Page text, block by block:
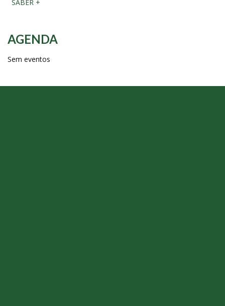
SABER +
AGENDA
Sem eventos